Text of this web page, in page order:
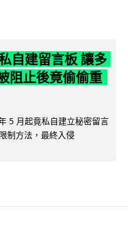
自建留言板 讓多
阻止後竟偷偷重
5 月起竟私自建立秘密留言
制方法，最終入侵